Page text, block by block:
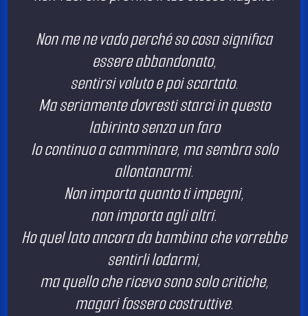
Non me ne vado perché so cosa significa
essere abbandonato,
sentirsi voluto e poi scartato.
Ma seriamente dovresti starci in questo
labirinto senza un faro
Io continuo a camminare, ma sembra solo
allontanarmi.
Non importa quanto ti impegni,
non importa agli altri.
Ho quel lato ancora da bambina che vorrebbe
sentirli lodarmi,
ma quello che ricevo sono solo critiche,
magari fossero costruttive.